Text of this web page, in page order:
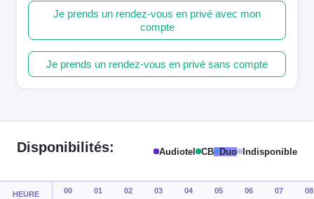
Je prends un rendez-vous en privé avec mon
compte
Je prends un rendez-vous en privé sans compte
Disponibilités: Audiotel CB Duo Indisponible
HEURE
00 01 02 03 04 05 06 07 08